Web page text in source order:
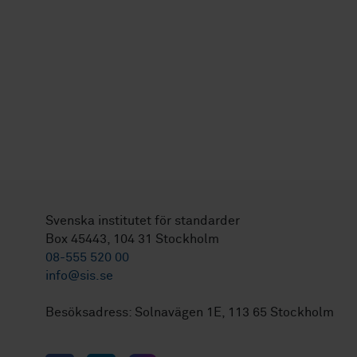
Svenska institutet för standarder
Box 45443, 104 31 Stockholm
08-555 520 00
info@sis.se
Besöksadress: Solnavägen 1E, 113 65 Stockholm